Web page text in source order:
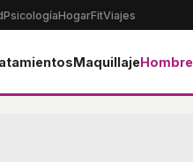
PsicologíaHogarFitViajes
Maquillaje